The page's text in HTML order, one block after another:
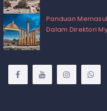
Panduan
Dalam Direktori